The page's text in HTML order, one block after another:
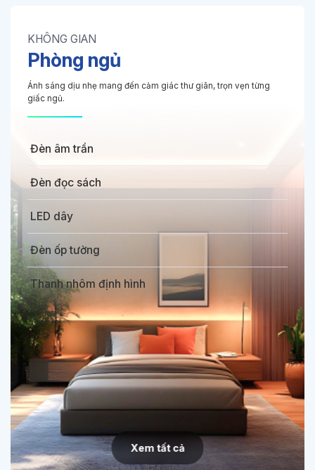
KHÔNG GIAN
Phòng ngủ
Ánh sáng dịu nhẹ mang đến cảm giác thư giãn, trọn vẹn từng
giấc ngủ.
Đèn âm trần
Đèn đọc sách
LED dây
Đèn ốp tường
Thanh nhôm định hình
Xem tất cả